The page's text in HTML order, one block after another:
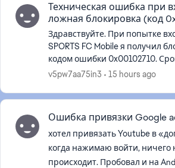
Техническая ошибка при
ложная блокировка (код
Здравствуйте. При попытке
SPORTS FC Mobile я получил
кодом ошибки 0x00102710.
— 592 часа (изначально было
v5pw7aa75in3 15 hours ago
Ошибка привязки Google
хотел привязать Youtube в
когда нажимаю войти, ничего
происходит. Пробовал и на